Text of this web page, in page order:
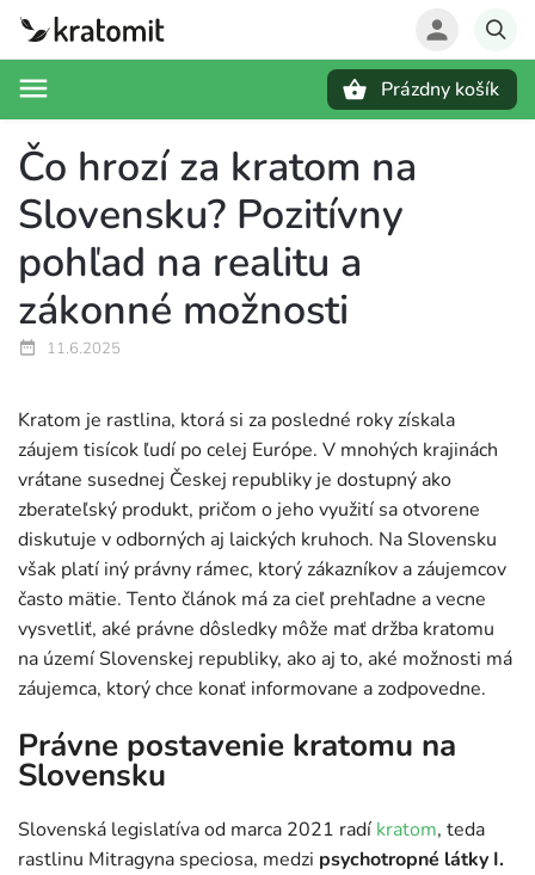
Prázdny košík
Čo hrozí za kratom na
Slovensku? Pozitívny
pohľad na realitu a
zákonné možnosti
11.6.2025
Kratom je rastlina, ktorá si za posledné roky získala
záujem tisícok ľudí po celej Európe. V mnohých krajinách
vrátane susednej Českej republiky je dostupný ako
zberateľský produkt, pričom o jeho využití sa otvorene
diskutuje v odborných aj laických kruhoch. Na Slovensku
však platí iný právny rámec, ktorý zákazníkov a záujemcov
často mätie. Tento článok má za cieľ prehľadne a vecne
vysvetliť, aké právne dôsledky môže mať držba kratomu
na území Slovenskej republiky, ako aj to, aké možnosti má
záujemca, ktorý chce konať informovane a zodpovedne.
Právne postavenie kratomu na
Slovensku
Slovenská legislatíva od marca 2021 radí kratom, teda
rastlinu Mitragyna speciosa, medzi psychotropné látky I.